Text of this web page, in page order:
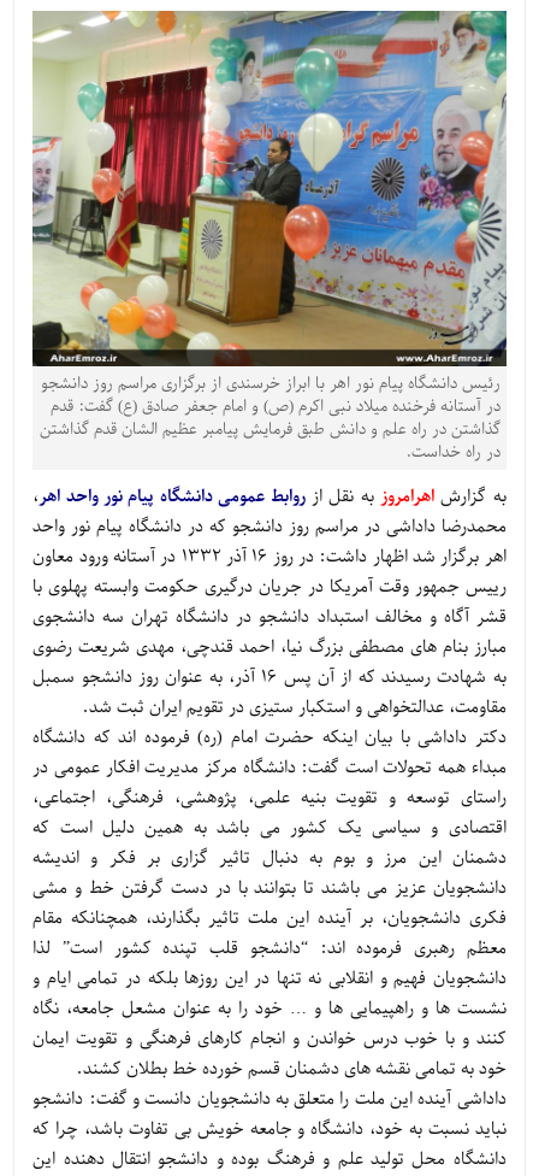
رئیس دانشگاه پیام نور اهر با ابراز خرسندی از برگزاری مراسم روز دانشجو
در آستانه فرخنده میلاد نبی اکرم (ص) و امام جعفر صادق (ع) گفت: قدم
گذاشتن در راه علم و دانش طبق فرمایش پیامبر عظیم الشان قدم گذاشتن
در راه خداست.
به گزارش اهرامروز به نقل ازروابط عمومی دانشگاه پیام نور واحد اهر،
محمدرضا داداشی در مراسم روز دانشجو که در دانشگاه پیام نور واحد
اهر برگزار شد اظهار داشت: در روز 16 آذر 1332 در آستانه ورود معاون
رییس جمهور وقت آمریکا در جریان درگیری حکومت وابسته پهلوی با
قشر آگاه و مخالف استبداد دانشجو در دانشگاه تهران سه دانشجوی
مبارز بنام های مصطفی بزرگ ‌نیا، احمد قندچی، مهدی شریعت ‌رضوی
به شهادت رسیدند که از آن پس 16 آذر، به عنوان روز دانشجو سمبل
مقاومت، عدالتخواهی و استکبار ستیزی در تقویم ایران ثبت شد.
دکتر داداشی با بیان اینکه حضرت امام (ره) فرموده اند که دانشگاه
مبداء همه تحولات است گفت: دانشگاه مرکز مدیریت افکار عمومی در
راستای توسعه و تقویت بنیه علمی، پژوهشی، فرهنگی، اجتماعی،
اقتصادی و سیاسی یک کشور می باشد به همین دلیل است که
دشمنان این مرز و بوم به دنبال تاثیر گزاری بر فکر و اندیشه
دانشجویان عزیز می باشند تا بتوانند با در دست گرفتن خط و مشی
فکری دانشجویان، بر آینده این ملت تاثیر بگذارند، همچنانکه مقام
معظم رهبری فرموده اند: “دانشجو قلب تپنده کشور است” لذا
دانشجویان فهیم و انقلابی نه تنها در این روزها بلکه در تمامی ایام و
نشست ها و راهپیمایی ها و … خود را به عنوان مشعل جامعه، نگاه
کنند و با خوب درس خواندن و انجام کارهای فرهنگی و تقویت ایمان
خود به تمامی نقشه های دشمنان قسم خورده خط بطلان کشند.
داداشی آینده این ملت را متعلق به دانشجویان دانست و گفت: دانشجو
نباید نسبت به خود، دانشگاه و جامعه خویش بی تفاوت باشد، چرا که
دانشگاه محل تولید علم و فرهنگ بوده و دانشجو انتقال دهنده این